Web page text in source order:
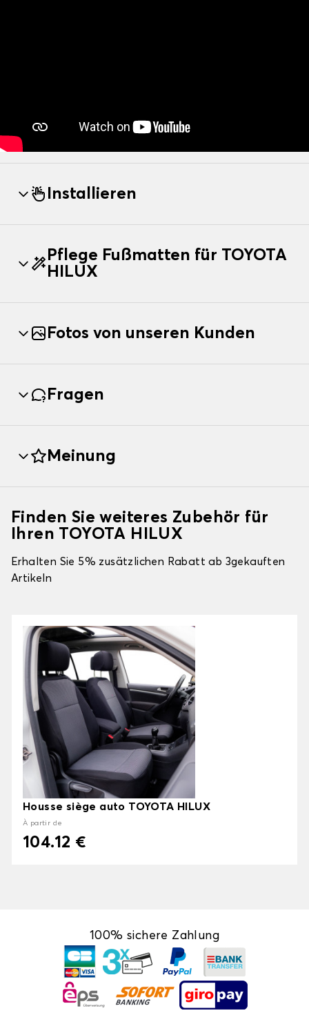
Installieren
Pflege Fußmatten für TOYOTA
HILUX
Fotos von unseren Kunden
Fragen
Meinung
Finden Sie weiteres Zubehör für
Ihren TOYOTA HILUX
Erhalten Sie 5% zusätzlichen Rabatt ab 3gekauften
Artikeln
Housse siège auto TOYOTA HILUX
À partir de
104.12 €
100% sichere Zahlung